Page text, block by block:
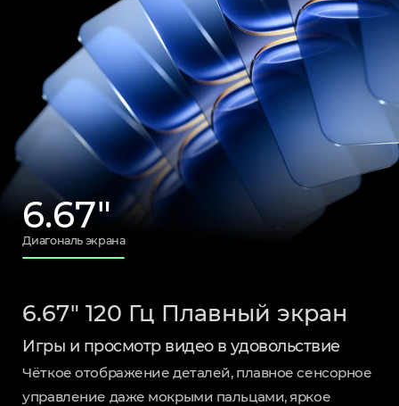
6.67"
Диагональ экрана
6.67" 120 Гц Плавный экран
Игры и просмотр видео в удовольствие
Чёткое отображение деталей, плавное сенсорное
управление даже мокрыми пальцами, яркое